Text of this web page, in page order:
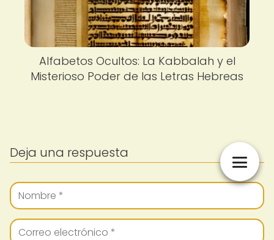
Alfabetos Ocultos: La Kabbalah y el
Misterioso Poder de las Letras Hebreas
Deja una respuesta